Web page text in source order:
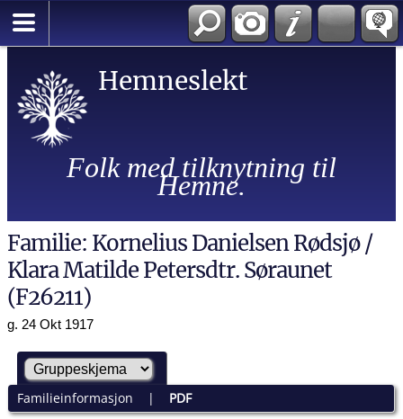
Hemneslekt
Folk med tilknytning til
Hemne.
Familie: Kornelius Danielsen Rødsjø /
Klara Matilde Petersdtr. Søraunet
(F26211)
g. 24 Okt 1917
Familieinformasjon | PDF